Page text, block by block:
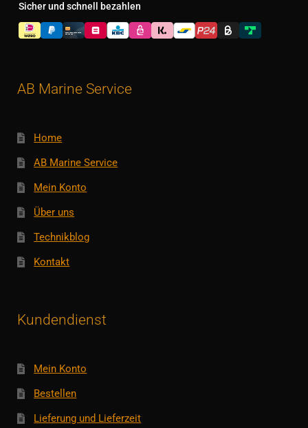
Sicher und schnell bezahlen
AB Marine Service
Home
AB Marine Service
Mein Konto
Über uns
Technikblog
Kontakt
Kundendienst
Mein Konto
Bestellen
Lieferung und Lieferzeit